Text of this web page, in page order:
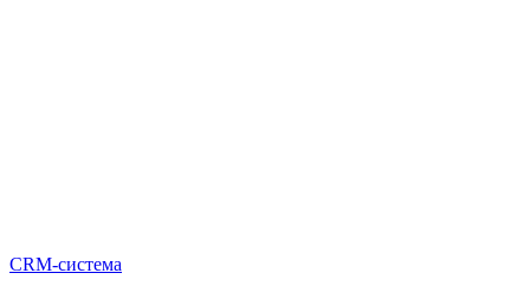
CRM-система